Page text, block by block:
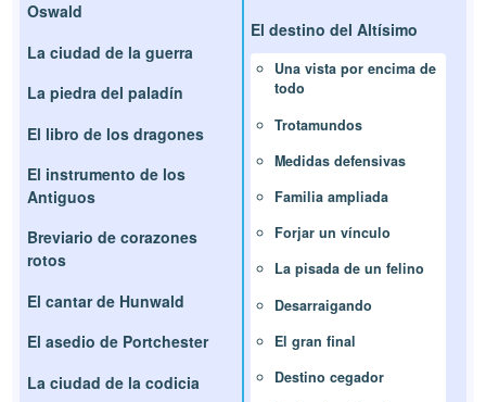
Oswald
La ciudad de la guerra
La piedra del paladín
El libro de los dragones
El instrumento de los
Antiguos
Breviario de corazones
rotos
El cantar de Hunwald
El asedio de Portchester
La ciudad de la codicia
El destino del Altísimo
Una vista por encima de
todo
Trotamundos
Medidas defensivas
Familia ampliada
Forjar un vínculo
La pisada de un felino
Desarraigando
El gran final
Destino cegador